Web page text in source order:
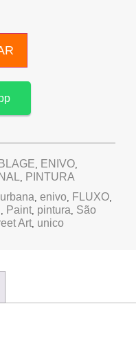
, ENIVO,
, PINTURA
, enivo, FLUXO,
, Paint, pintura, São
Art, unico